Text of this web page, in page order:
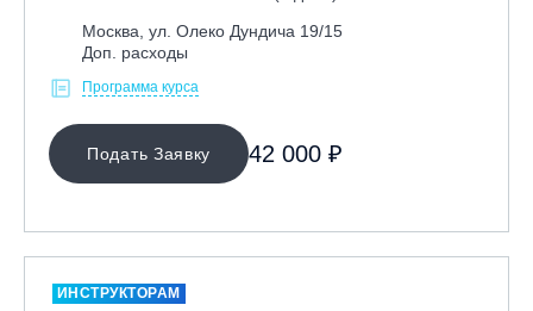
Москва, ул. Олеко Дундича 19/15
Доп. расходы
Программа курса
Подать Заявку 42 000 ₽
ИНСТРУКТОРАМ